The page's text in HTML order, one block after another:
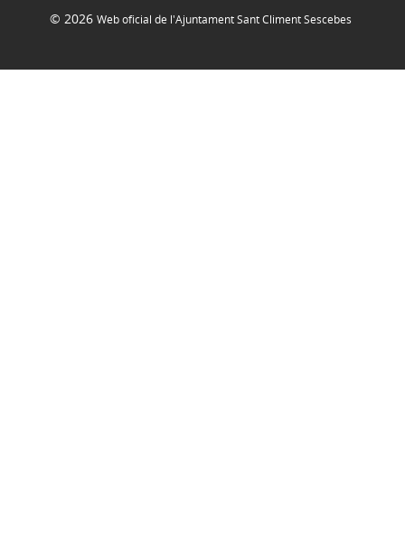
© 2026 Web oficial de l'Ajuntament Sant Climent Sescebes